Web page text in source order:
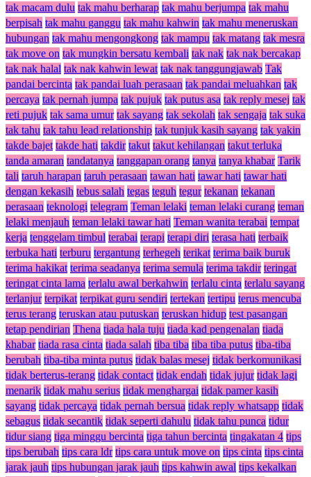
tak macam dulu tak mahu berharap tak mahu berjumpa tak mahu
berpisah tak mahu ganggu tak mahu kahwin tak mahu meneruskan
hubungan tak mahu mengongkong tak mampu tak matang tak mesra
tak move on tak mungkin bersatu kembali tak nak tak nak bercakap
tak nak halal tak nak kahwin lewat tak nak tanggungjawab Tak
pandai bercinta tak pandai luah perasaan tak pandai meluahkan tak
percaya tak pernah jumpa tak pujuk tak putus asa tak reply mesej tak
reti pujuk tak sama umur tak sayang tak sekolah tak sengaja tak suka
tak tahu tak tahu lead relationship tak tunjuk kasih sayang tak yakin
takde bajet takde hati takdir takut takut kehilangan takut terluka
tanda amaran tandatanya tanggapan orang tanya tanya khabar Tarik
tali taruh harapan taruh perasaan tawan hati tawar hati tawar hati
dengan kekasih tebus salah tegas teguh tegur tekanan tekanan
perasaan teknologi telegram Teman lelaki teman lelaki curang teman
lelaki menjauh teman lelaki tawar hati Teman wanita terabai tempat
kerja tenggelam timbul terabai terapi terapi diri terasa hati terbaik
terbuka hati terburu tergantung terhegeh terikat terima baik buruk
terima hakikat terima seadanya terima semula terima takdir teringat
teringat cinta lama terlalu awal berkahwin terlalu cinta terlalu sayang
terlanjur terpikat terpikat guru sendiri tertekan tertipu terus mencuba
terus terang teruskan atau putuskan teruskan hidup test pasangan
tetap pendirian Thena tiada hala tuju tiada kad pengenalan tiada
khabar tiada rasa cinta tiada salah tiba tiba tiba tiba putus tiba-tiba
berubah tiba-tiba minta putus tidak balas mesej tidak berkomunikasi
tidak berterus-terang tidak contact tidak endah tidak jujur tidak lagi
menarik tidak mahu serius tidak menghargai tidak pamer kasih
sayang tidak percaya tidak pernah bersua tidak reply whatsapp tidak
sebagus tidak secantik tidak seperti dahulu tidak tahu punca tidur
tidur siang tiga minggu bercinta tiga tahun bercinta tingakatan 4 tips
tips berubah tips cara ldr tips cara untuk move on tips cinta tips cinta
jarak jauh tips hubungan jarak jauh tips kahwin awal tips kekalkan